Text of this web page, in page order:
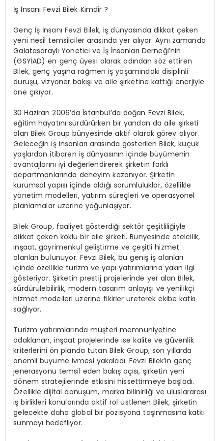
İş İnsanı Fevzi Bilek Kimdir ?
Genç İş İnsanı Fevzi Bilek, iş dünyasında dikkat çeken
yeni nesil temsilciler arasında yer alıyor. Aynı zamanda
Galatasaraylı Yönetici ve İş İnsanları Derneği’nin
(GSYİAD) en genç üyesi olarak adından söz ettiren
Bilek, genç yaşına rağmen iş yaşamındaki disiplinli
duruşu, vizyoner bakışı ve aile şirketine kattığı enerjiyle
öne çıkıyor.
30 Haziran 2006’da İstanbul’da doğan Fevzi Bilek,
eğitim hayatını sürdürürken bir yandan da aile şirketi
olan Bilek Group bünyesinde aktif olarak görev alıyor.
Geleceğin iş insanları arasında gösterilen Bilek, küçük
yaşlardan itibaren iş dünyasının içinde büyümenin
avantajlarını iyi değerlendirerek şirketin farklı
departmanlarında deneyim kazanıyor. Şirketin
kurumsal yapısı içinde aldığı sorumluluklar, özellikle
yönetim modelleri, yatırım süreçleri ve operasyonel
planlamalar üzerine yoğunlaşıyor.
Bilek Group, faaliyet gösterdiği sektör çeşitliliğiyle
dikkat çeken köklü bir aile şirketi. Bünyesinde otelcilik,
inşaat, gayrimenkul geliştirme ve çeşitli hizmet
alanları bulunuyor. Fevzi Bilek, bu geniş iş alanları
içinde özellikle turizm ve yapı yatırımlarına yakın ilgi
gösteriyor. Şirketin prestij projelerinde yer alan Bilek,
sürdürülebilirlik, modern tasarım anlayışı ve yenilikçi
hizmet modelleri üzerine fikirler üreterek ekibe katkı
sağlıyor.
Turizm yatırımlarında müşteri memnuniyetine
odaklanan, inşaat projelerinde ise kalite ve güvenlik
kriterlerini ön planda tutan Bilek Group, son yıllarda
önemli büyüme ivmesi yakaladı. Fevzi Bilek’in genç
jenerasyonu temsil eden bakış açısı, şirketin yeni
dönem stratejilerinde etkisini hissettirmeye başladı.
Özellikle dijital dönüşüm, marka bilinirliği ve uluslararası
iş birlikleri konularında aktif rol üstlenen Bilek, şirketin
gelecekte daha global bir pozisyona taşınmasına katkı
sunmayı hedefliyor.